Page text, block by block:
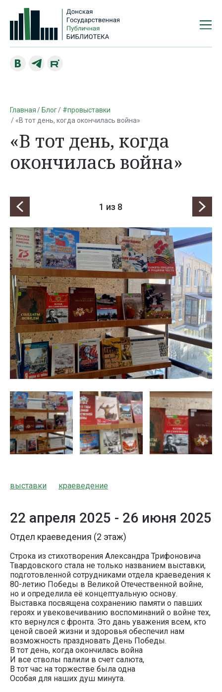
Главная Блог
#провыставки
«В тот день, когда окончилась война»
«В тот день, когда
окончилась война»
1 из 8
выставки краеведение
22 апреля 2025 - 26 июня 2025
Отдел краеведения (2 этаж)
Строка из стихотворения Александра Трифоновича
Твардовского стала не только названием выставки,
подготовленной сотрудниками отдела краеведения к
80-летию Победы в Великой Отечественной войне,
но и определила её концептуальную основу.
Выставка посвящена сохранению памяти о павших
героях и увековечиванию воспоминаний о войне тех,
кто вернулся с фронта. Это дань уважения всем, кто
ценой своей жизни и здоровья обеспечил нам
возможность праздновать День Победы.
В тот день, когда окончилась война
И все стволы палили в счет салюта,
В тот час на торжестве была одна
Особая для наших душ минута.